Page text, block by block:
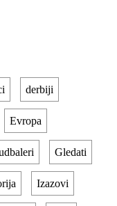
derbiji
Evropa
Gledati
Izazovi